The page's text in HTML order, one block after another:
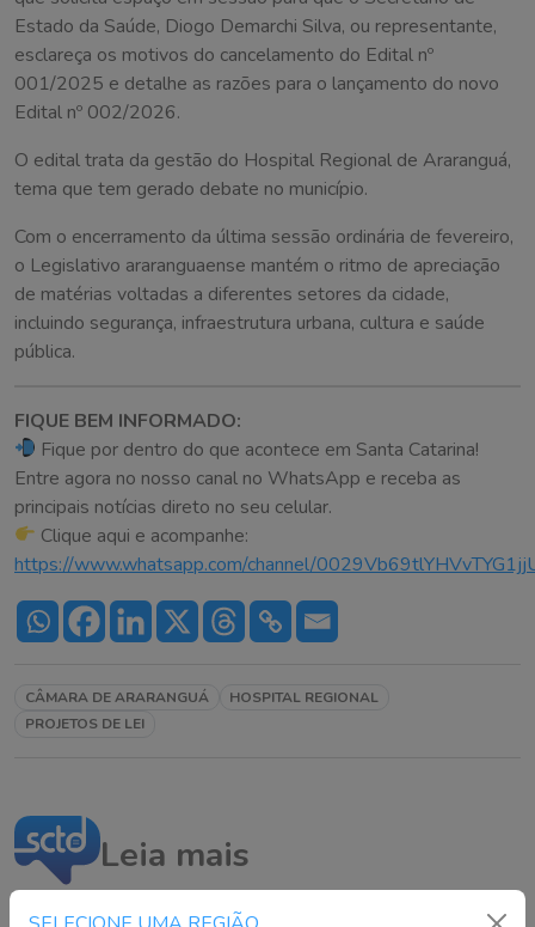
Estado da Saúde, Diogo Demarchi Silva, ou representante,
esclareça os motivos do cancelamento do Edital nº
001/2025 e detalhe as razões para o lançamento do novo
Edital nº 002/2026.
O edital trata da gestão do Hospital Regional de Araranguá,
tema que tem gerado debate no município.
Com o encerramento da última sessão ordinária de fevereiro,
o Legislativo araranguaense mantém o ritmo de apreciação
de matérias voltadas a diferentes setores da cidade,
incluindo segurança, infraestrutura urbana, cultura e saúde
pública.
FIQUE BEM INFORMADO:
Fique por dentro do que acontece em Santa Catarina!
Entre agora no nosso canal no WhatsApp e receba as
principais notícias direto no seu celular.
Clique aqui e acompanhe:
https://www.whatsapp.com/channel/
CÂMARA DE ARARANGUÁ
HOSPITAL REGIONAL
PROJETOS DE LEI
Leia mais